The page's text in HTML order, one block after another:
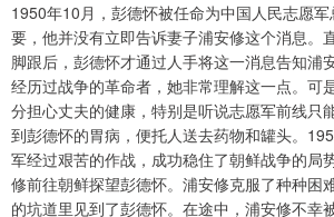
1950年10月，彭德怀被任命为中国人民志愿
要，他并没有立即告诉妻子浦安修这个消息。
脚跟后，彭德怀才通过人手将这一消息告知浦
经历过战争的革命者，她非常理解这一点。可
分担心丈夫的健康，特别是听说志愿军前线只
到彭德怀的胃病，便托人送去药物和罐头。
军经过艰苦的作战，成功稳住了朝鲜战争的局
修前往朝鲜探望彭德怀。浦安修克服了种种困
的坑道里见到了彭德怀。在途中，浦安修不幸